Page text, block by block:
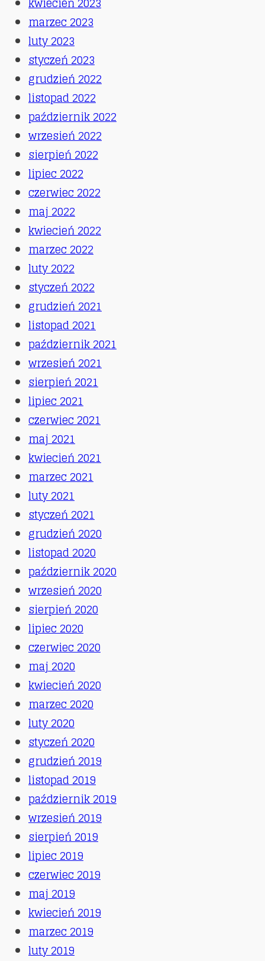
marzec 2023
luty 2023
styczeń 2023
grudzień 2022
listopad 2022
październik 2022
wrzesień 2022
sierpień 2022
lipiec 2022
czerwiec 2022
maj 2022
kwiecień 2022
marzec 2022
luty 2022
styczeń 2022
grudzień 2021
listopad 2021
październik 2021
wrzesień 2021
sierpień 2021
lipiec 2021
czerwiec 2021
maj 2021
kwiecień 2021
marzec 2021
luty 2021
styczeń 2021
grudzień 2020
listopad 2020
październik 2020
wrzesień 2020
sierpień 2020
lipiec 2020
czerwiec 2020
maj 2020
kwiecień 2020
marzec 2020
luty 2020
styczeń 2020
grudzień 2019
listopad 2019
październik 2019
wrzesień 2019
sierpień 2019
lipiec 2019
czerwiec 2019
maj 2019
kwiecień 2019
marzec 2019
luty 2019